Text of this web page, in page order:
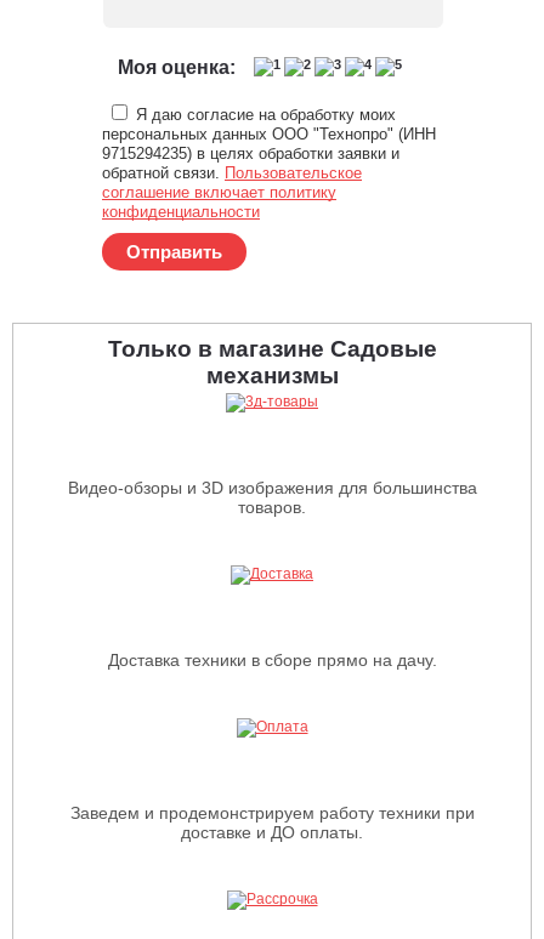
Моя оценка:
Я даю согласие на обработку моих
персональных данных ООО "Технопро" (ИНН
9715294235) в целях обработки заявки и
обратной связи. Пользовательское
соглашение включает политику
конфиденциальности
Отправить
Только в магазине Садовые
механизмы
Видео-обзоры и 3D изображения для большинства
товаров.
Доставка техники в сборе прямо на дачу.
Заведем и продемонстрируем работу техники при
доставке и ДО оплаты.